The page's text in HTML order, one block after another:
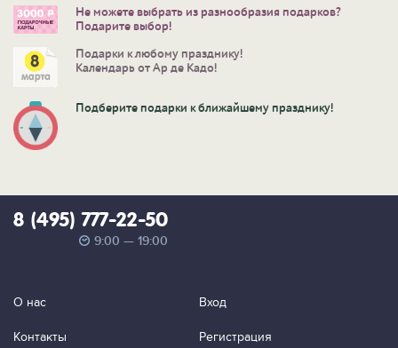
Не можете выбрать из разнообразия подарков?
Подарите выбор!
Подарки к любому празднику!
Календарь от Ар де Кадо!
Подберите подарки к ближайшему празднику!
8 (495) 777-22-50
9:00 — 19:00
О нас
Контакты
Вход
Регистрация